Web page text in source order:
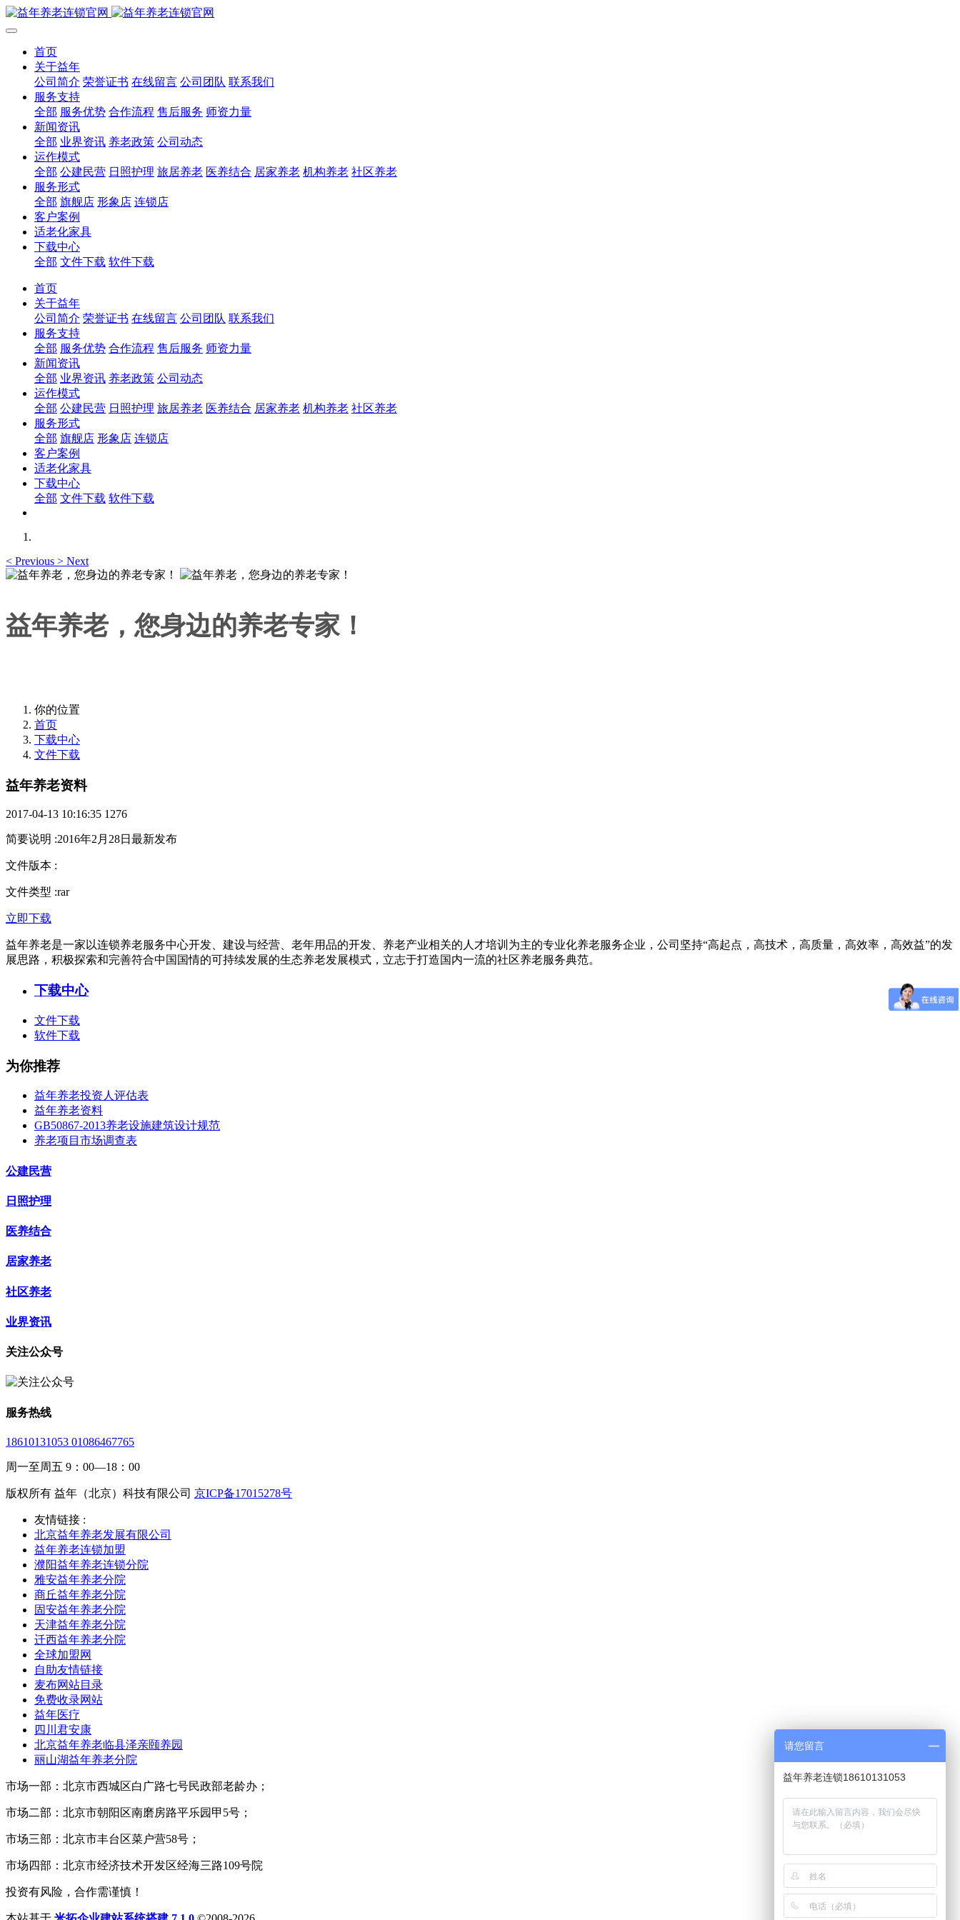
首页
关于益年
公司简介 荣誉证书 在线留言 公司团队 联系我们
服务支持
全部 服务优势 合作流程 售后服务 师资力量
新闻资讯
全部 业界资讯 养老政策 公司动态
运作模式
全部 公建民营 日照护理 旅居养老 医养结合 居家养老 机构养老 社区养老
服务形式
全部 旗舰店 形象店 连锁店
客户案例
适老化家具
下载中心
全部 文件下载 软件下载
首页
关于益年
公司简介 荣誉证书 在线留言 公司团队 联系我们
服务支持
全部 服务优势 合作流程 售后服务 师资力量
新闻资讯
全部 业界资讯 养老政策 公司动态
运作模式
全部 公建民营 日照护理 旅居养老 医养结合 居家养老 机构养老 社区养老
服务形式
全部 旗舰店 形象店 连锁店
客户案例
适老化家具
下载中心
全部 文件下载 软件下载
< Previous > Next
益年养老，您身边的养老专家！
你的位置
首页
下载中心
文件下载
益年养老资料
2017-04-13 10:16:35 1276
简要说明 :2016年2月28日最新发布
文件版本 :
文件类型 :rar
立即下载
益年养老是一家以连锁养老服务中心开发、建设与经营、老年用品的开发、养老产业相关的人才培训为主的专业化养老服务企业，公司坚持“高起点，高技术，高质量，高效率，高效益”的发
展思路，积极探索和完善符合中国国情的可持续发展的生态养老发展模式，立志于打造国内一流的社区养老服务典范。
下载中心
文件下载
软件下载
为你推荐
益年养老投资人评估表
益年养老资料
GB50867-2013养老设施建筑设计规范
养老项目市场调查表
公建民营
日照护理
医养结合
居家养老
社区养老
业界资讯
关注公众号
服务热线
18610131053 01086467765
周一至周五 9：00—18：00
版权所有 益年（北京）科技有限公司 京ICP备17015278号
友情链接 :
北京益年养老发展有限公司
益年养老连锁加盟
濮阳益年养老连锁分院
雅安益年养老分院
商丘益年养老分院
固安益年养老分院
天津益年养老分院
迁西益年养老分院
全球加盟网
自助友情链接
麦布网站目录
免费收录网站
益年医疗
四川君安康
北京益年养老临县泽亲颐养园
丽山湖益年养老分院
市场一部：北京市西城区白广路七号民政部老龄办；
市场二部：北京市朝阳区南磨房路平乐园甲5号；
市场三部：北京市丰台区菜户营58号；
市场四部：北京市经济技术开发区经海三路109号院
投资有风险，合作需谨慎！
请您留言
益年养老连锁18610131053